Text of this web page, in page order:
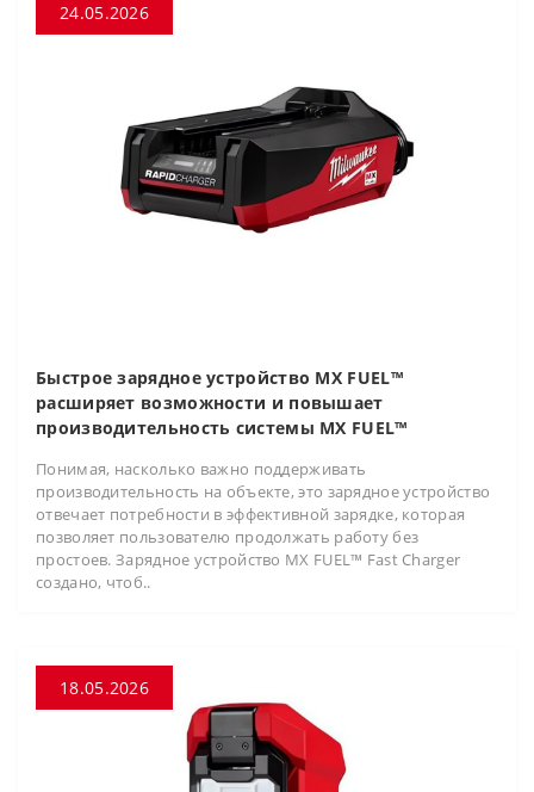
24.05.2026
Быстрое зарядное устройство MX FUEL™
расширяет возможности и повышает
производительность системы MX FUEL™
Понимая, насколько важно поддерживать
производительность на объекте, это зарядное устройство
отвечает потребности в эффективной зарядке, которая
позволяет пользователю продолжать работу без
простоев. Зарядное устройство MX FUEL™ Fast Charger
создано, чтоб..
18.05.2026